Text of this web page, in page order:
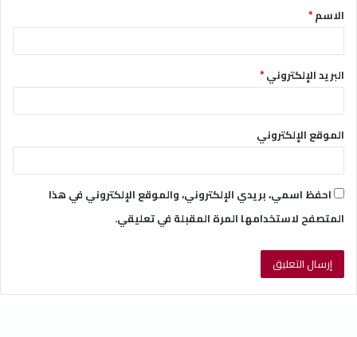
*الاسم*
البريد الإلكتروني*
الموقع الإلكتروني
احفظ اسمي، بريدي الإلكتروني، والموقع الإلكتروني في هذا
المتصفح لاستخدامها المرة المقبلة في تعليقي.